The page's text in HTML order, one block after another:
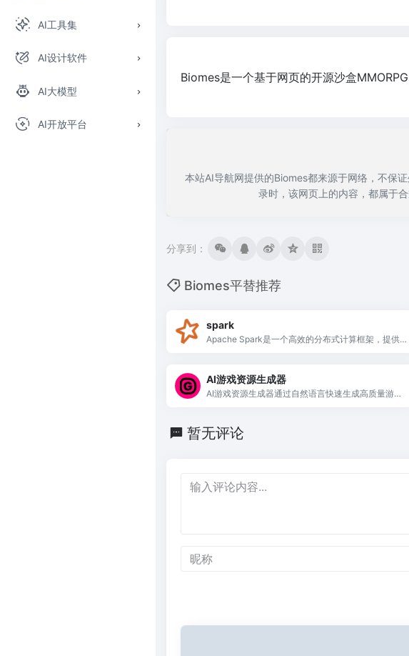
AI工具集
AI设计软件
AI大模型
AI开放平台
Biomes是一个基于网页的开源沙盒
本站AI导航网提供的Biomes都来源于网络，不保
录时，该网页上的内容，都属于
分享到：
Biomes平替推荐
spark
Apache Spark是一个高效的分布式计算框架，提供
AI游戏资源生成器
AI游戏资源生成器通过自然语言快速生成高质量游戏
暂无评论